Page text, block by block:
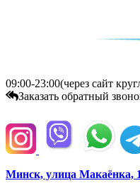
09:00-23:00(через сайт
Заказать обратный
Минск, улица Макаёнка,